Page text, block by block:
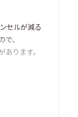
セルが減る
、
ります。